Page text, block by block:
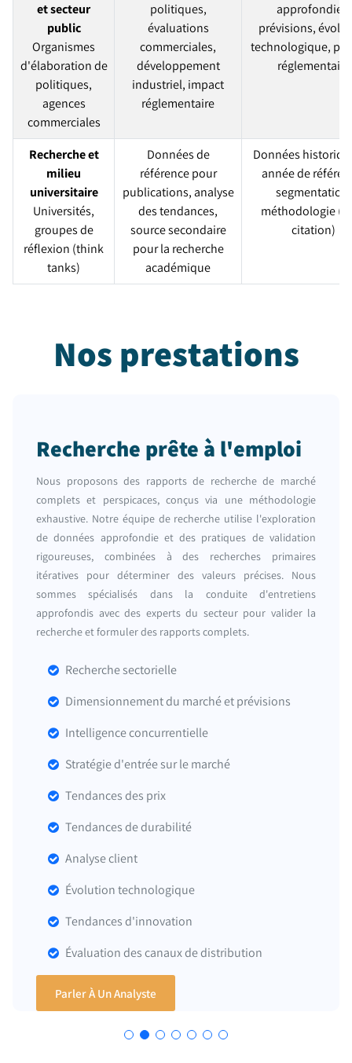
et secteur
public
Organismes
d'élaboration de
politiques,
agences
commerciales
politiques,
évaluations
commerciales,
développement
industriel, impact
réglementaire
approfondies,
prévisions,
technologique,
réglementaire
Recherche et
milieu
universitaire
Universités,
groupes de
réflexion (think
tanks)
Données de
référence pour
publications, analyse
des tendances,
source secondaire
pour la recherche
académique
Données
année de
segmentation,
méthodologie
citation)
Nos prestations
Recherche prête à l'emploi
Nous proposons des rapports de recherche de marché
complets et perspicaces, conçus via une méthodologie
exhaustive. Notre équipe de recherche utilise l'exploration
de données approfondie et des pratiques de validation
rigoureuses, combinées à des recherches primaires
itératives pour déterminer des valeurs précises. Nous
sommes spécialisés dans la conduite d'entretiens
approfondis avec des experts du secteur pour valider la
recherche et formuler des rapports complets.
Recherche sectorielle
Dimensionnement du marché et prévisions
Intelligence concurrentielle
Stratégie d'entrée sur le marché
Tendances des prix
Tendances de durabilité
Analyse client
Évolution technologique
Tendances d'innovation
Évaluation des canaux de distribution
Parler À Un Analyste